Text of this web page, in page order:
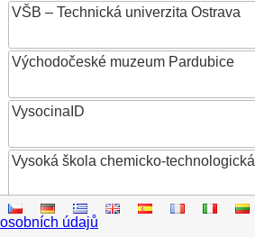
VŠB – Technická univerzita Ostrava
Východočeské muzeum Pardubice
VysocinaID
Vysoká škola chemicko-
Vysoká škola ekonomická v Praze
osobních údajů